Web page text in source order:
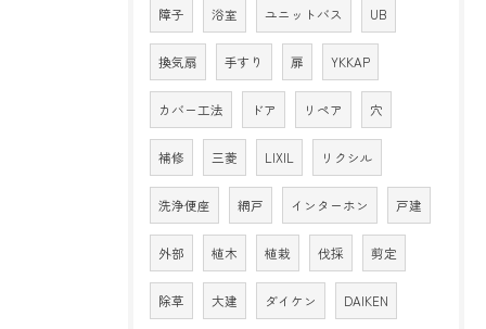
障子 浴室 ユニットバス UB
換気扇 手すり 扉 YKKAP
カバー工法 ドア リペア 穴
補修 三菱 LIXIL リクシル
洗浄便座 網戸 インターホン 戸建
外部 植木 植栽 伐採 剪定
除草 大建 ダイケン DAIKEN